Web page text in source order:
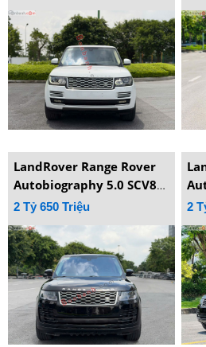
LandRover Range Rover
Autobiography 5.0 SCV8
2015
2 Tỷ 650 Triệu 2